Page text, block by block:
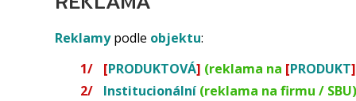
Reklamypodle objektu:
[PRODUKTOVÁ] (reklama na [PRODUKT]
Institucionální (reklama na firmu / SBU)